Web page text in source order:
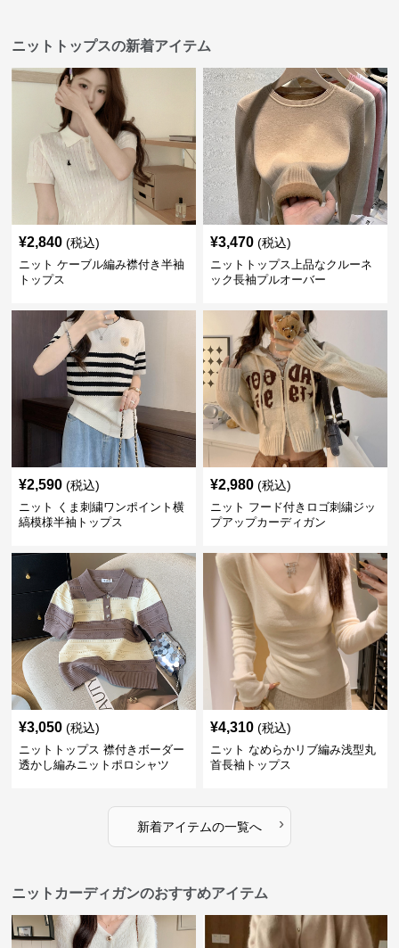
ニットトップスの新着アイテム
¥2,840 (税込)
ニット ケーブル編み襟付き半袖
トップス
¥3,470 (税込)
ニットトップス上品なクルーネ
ック長袖プルオーバー
¥2,590 (税込)
ニット くま刺繍ワンポイント横
縞模様半袖トップス
¥2,980 (税込)
ニット フード付きロゴ刺繍ジッ
プアップカーディガン
¥3,050 (税込)
ニットトップス 襟付きボーダー
透かし編みニットポロシャツ
¥4,310 (税込)
ニット なめらかリブ編み浅型丸
首長袖トップス
新着アイテムの一覧へ ›
ニットカーディガンのおすすめアイテム